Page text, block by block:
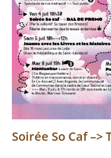
Soirée So Caf –>